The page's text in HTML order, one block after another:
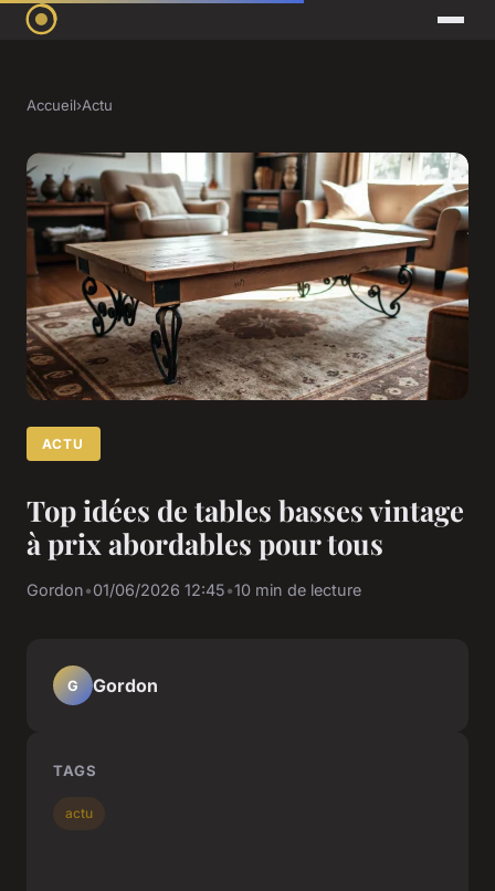
Accueil›Actu
ACTU
Top idées de tables basses vintage
à prix abordables pour tous
Gordon•01/06/2026 12:45•10 min de lecture
G Gordon
TAGS
actu